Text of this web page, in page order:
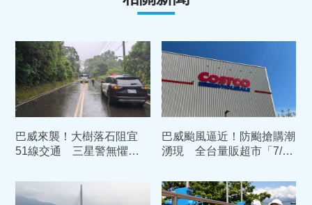
巴威來襲！大樹落石阻宜
51線交通 三星警無懼風
巴威颱風逼近！防颱搶購潮
湧現 全台量販超市「7/11